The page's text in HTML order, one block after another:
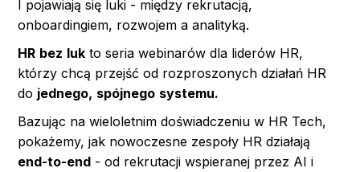
I pojawiają się luki - między rekrutacją,
onboardingiem, rozwojem a analityką.
HR bez luk to seria webinarów dla liderów HR,
którzy chcą przejść od rozproszonych działań HR
do jednego, spójnego systemu.
Bazując na wieloletnim doświadczeniu w HR Tech,
pokażemy, jak nowoczesne zespoły HR działają
end-to-end - od rekrutacji wspieranej przez AI i